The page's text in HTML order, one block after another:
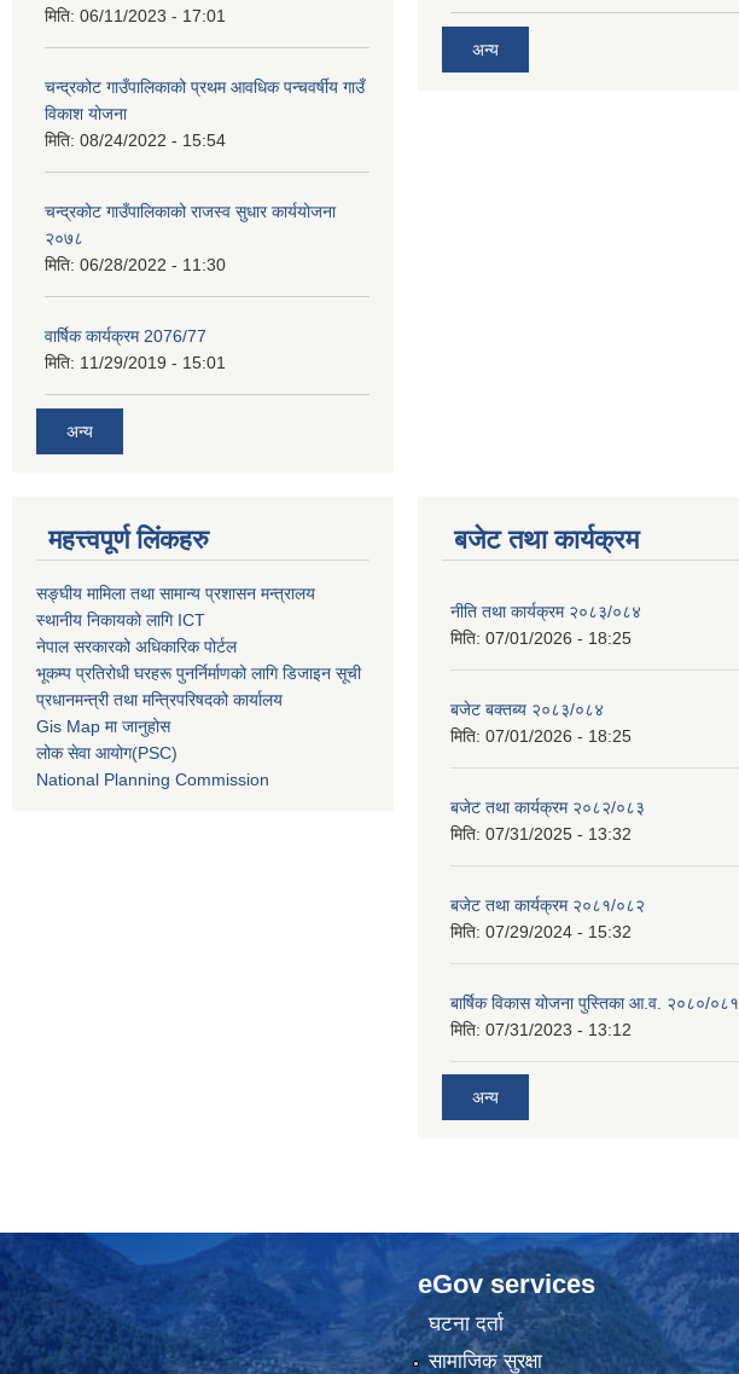
मिति: 06/11/2023 - 17:01
चन्द्रकोट गाउँपालिकाको प्रथम आवधिक पन्चवर्षीय गाउँ
विकाश योजना
मिति: 08/24/2022 - 15:54
चन्द्रकोट गाउँपालिकाको राजस्व सुधार कार्ययोजना
२०७८
मिति: 06/28/2022 - 11:30
वार्षिक कार्यक्रम 2076/77
मिति: 11/29/2019 - 15:01
अन्य
अन्य
महत्त्वपूर्ण लिंकहरु
सङ्घीय मामिला तथा सामान्य प्रशासन मन्त्रालय
स्थानीय निकायको लागि ICT
नेपाल सरकारको अधिकारिक पोर्टल
भूकम्प प्रतिरोधी घरहरू पुनर्निर्माणको लागि डिजाइन सूची
प्रधानमन्त्री तथा मन्त्रिपरिषदको कार्यालय
Gis Map मा जानुहोस
लोक सेवा आयोग(PSC)
National Planning Commission
बजेट तथा कार्यक्रम
नीति तथा कार्यक्रम २०८३/०८४
मिति: 07/01/2026 - 18:25
बजेट बक्तब्य २०८३/०८४
मिति: 07/01/2026 - 18:25
बजेट तथा कार्यक्रम २०८२/०८३
मिति: 07/31/2025 - 13:32
बजेट तथा कार्यक्रम २०८१/०८२
मिति: 07/29/2024 - 15:32
बार्षिक विकास योजना पुस्तिका आ.व. २०८०/०८१
मिति: 07/31/2023 - 13:12
अन्य
eGov services
घटना दर्ता
सामाजिक सुरक्षा